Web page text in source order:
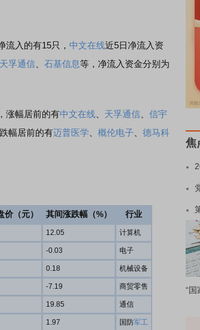
入的有15只， 中文在线近5日净流入资
天孚通信 石基信息等，净流入资金分别为
涨幅居前的有中文在线 天孚通信
信宇
幅居前的有迈普医学 概伦电子
德马科
价（元） 其间涨跌幅（%） 行业
12.05 计算机
-0.03 电子
0.18 机械设备
-7.19 商贸零售
19.85 通信
1.97 国防军工
焦
“国